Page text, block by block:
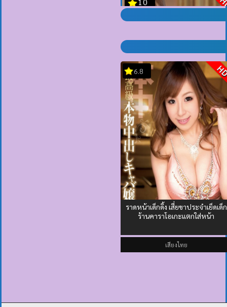
6.8
ราดหน้าเด็กดิ้ง เสี่ยขาประจำเย็ดเด็ก
ร้านคาราโอเกะแตกใส่หน้า
เสียงไทย